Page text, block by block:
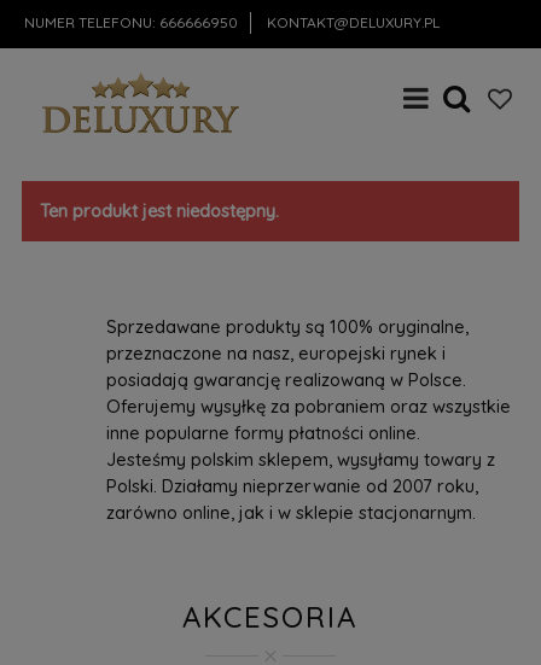
NUMER TELEFONU: 666666950 KONTAKT@DELUXURY.PL
Ten produkt jest niedostępny.
Sprzedawane produkty są 100% oryginalne,
przeznaczone na nasz, europejski rynek i
posiadają gwarancję realizowaną w Polsce.
Oferujemy wysyłkę za pobraniem oraz wszystkie
inne popularne formy płatności online.
Jesteśmy polskim sklepem, wysyłamy towary z
Polski. Działamy nieprzerwanie od 2007 roku,
zarówno online, jak i w sklepie stacjonarnym.
AKCESORIA